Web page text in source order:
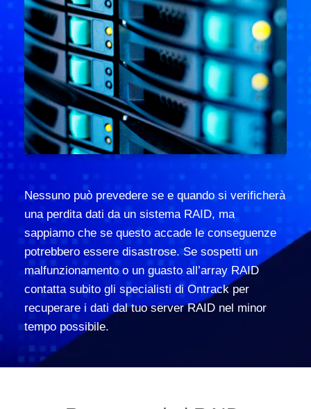
Nessuno può prevedere se e quando si verificherà
una perdita dati da un sistema RAID, ma
sappiamo che se questo accade le conseguenze
potrebbero essere disastrose. Se sospetti un
malfunzionamento o un guasto all’array RAID
contatta subito gli specialisti di Ontrack per
recuperare i dati dal tuo server RAID nel minor
tempo possibile.